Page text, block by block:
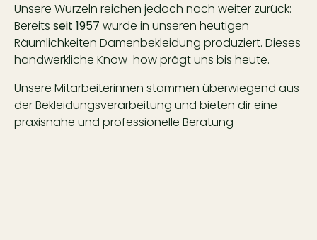
Unsere Wurzeln reichen jedoch noch weiter zurück:
Bereits seit 1957 wurde in unseren heutigen
Räumlichkeiten Damenbekleidung produziert. Dieses
handwerkliche Know-how prägt uns bis heute.
Unsere Mitarbeiterinnen stammen überwiegend aus
der Bekleidungsverarbeitung und bieten dir eine
praxisnahe und professionelle Beratung